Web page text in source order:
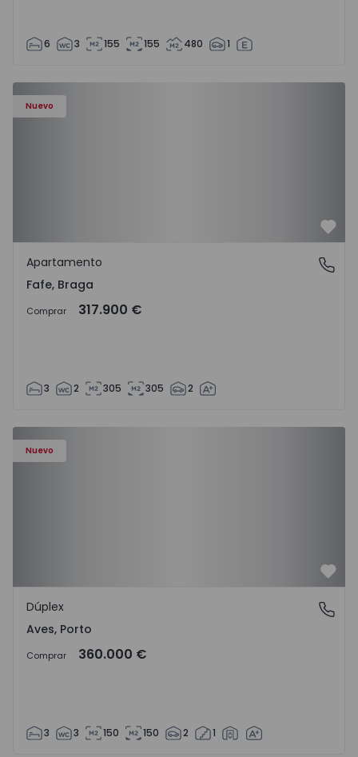
6 3 155 155 480 1
Nuevo
Fafe, Braga
Apartamento
Fafe, Braga
Comprar 317.900 €
3 2 305 305 2
Nuevo
Aves, Porto
Dúplex
Aves, Porto
Comprar 360.000 €
3 3 150 150 2 1